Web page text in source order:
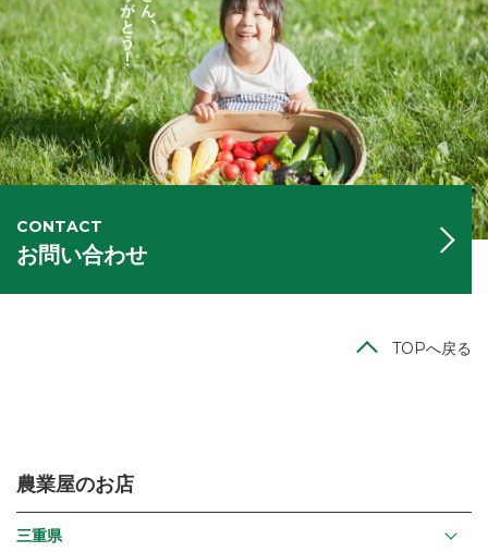
CONTACT
お問い合わせ
TOPへ戻る
農業屋のお店
三重県